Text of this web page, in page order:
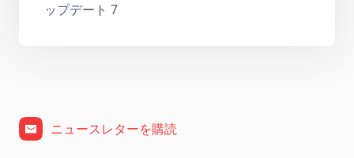
ップデート 7
ニュースレターを購読